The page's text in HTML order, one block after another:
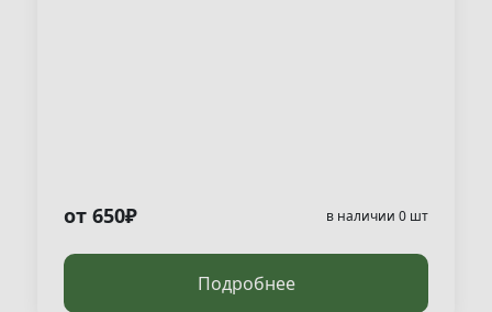
от 650₽ в наличии 0 шт
Подробнее